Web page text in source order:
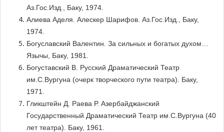
Аз.Гос.Изд., Баку, 1974.
Алиева Аделя. Алескер Шарифов. Аз.Гос.Изд., Баку,
1974.
Богуславский Валентин. За сильных и богатых духом…
Язычы, Баку, 1981.
Богуставский В. Русский Драматический Театр
им.С.Вургуна (очерк творческого пути театра). Баку,
1971.
Гликштейн Д. Раева Р. Азербайджанский
Государственный Драматический Театр им.С.Вургуна (40
лет театра). Баку, 1961.